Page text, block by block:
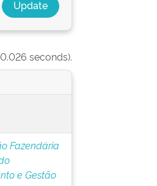
seconds).
Fazendária
e Gestão